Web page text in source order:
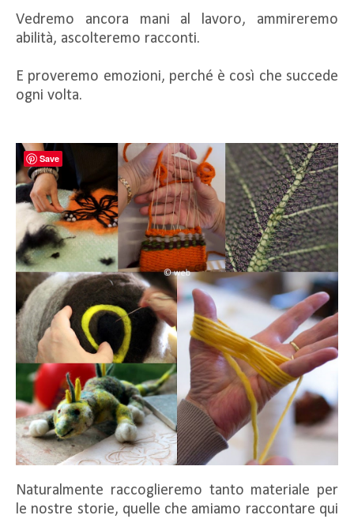
Vedremo ancora mani al lavoro, ammireremo
abilità, ascolteremo racconti.
E proveremo emozioni, perché è così che succede
ogni volta.
Naturalmente raccoglieremo tanto materiale per
le nostre storie, quelle che amiamo raccontare qui
Save